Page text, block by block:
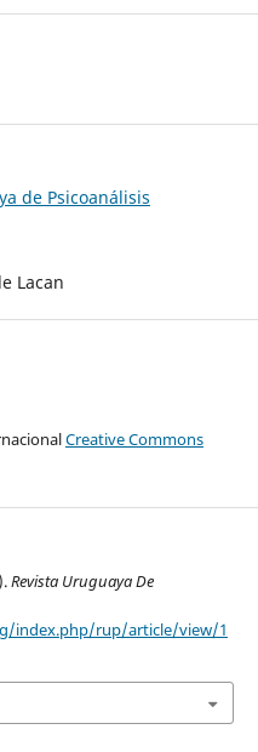
de Psicoanálisis
Lacan
Creative Commons
Revista Uruguaya De
index.php/rup/article/view/1